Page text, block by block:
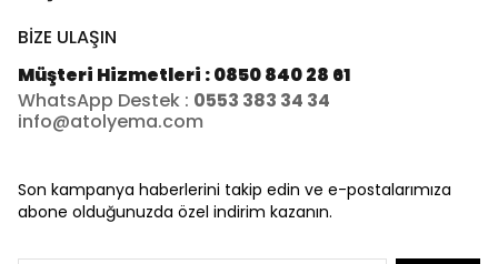
BİZE ULAŞIN
Müşteri Hizmetleri : 0850 840 28 61
WhatsApp Destek : 0553 383 34 34
info@atolyema.com
Son kampanya haberlerini takip edin ve e-postalarımıza
abone olduğunuzda özel indirim kazanın.